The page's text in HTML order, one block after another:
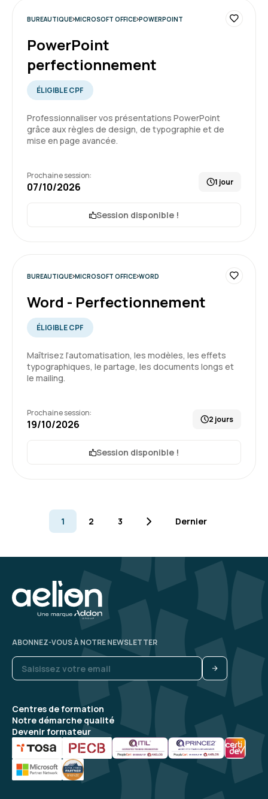
choses clarifiées
Formation : Excel - Initiation
,formation tres utile pour mon activité
Morgane D.
Formation complète et simple en utilisation
Formation : Excel - Initiation
5
Formation : Excel - Initiation
Le 03/07/2026
Formation intéressante enseignée avec
pédagogie
Formation : Excel - Initiation
BUREAUTIQUE MICROSOFT OFFICE POWERPOINT
PowerPoint
perfectionnement
ÉLIGIBLE CPF
Professionnaliser vos présentations PowerPoint
grâce aux règles de design, de typographie et de
mise en page avancée.
Prochaine session:
07/10/2026 1 jour
Session disponible !
BUREAUTIQUE MICROSOFT OFFICE WORD
Word - Perfectionnement
ÉLIGIBLE CPF
Maîtrisez l’automatisation, les modèles, les effets
typographiques, le partage, les documents longs et
le mailing.
Prochaine session:
19/10/2026 2 jours
Session disponible !
1 2 3 Dernier
Centres de formation
Notre démarche qualité
Devenir formateur
ABONNEZ-VOUS À NOTRE NEWSLETTER